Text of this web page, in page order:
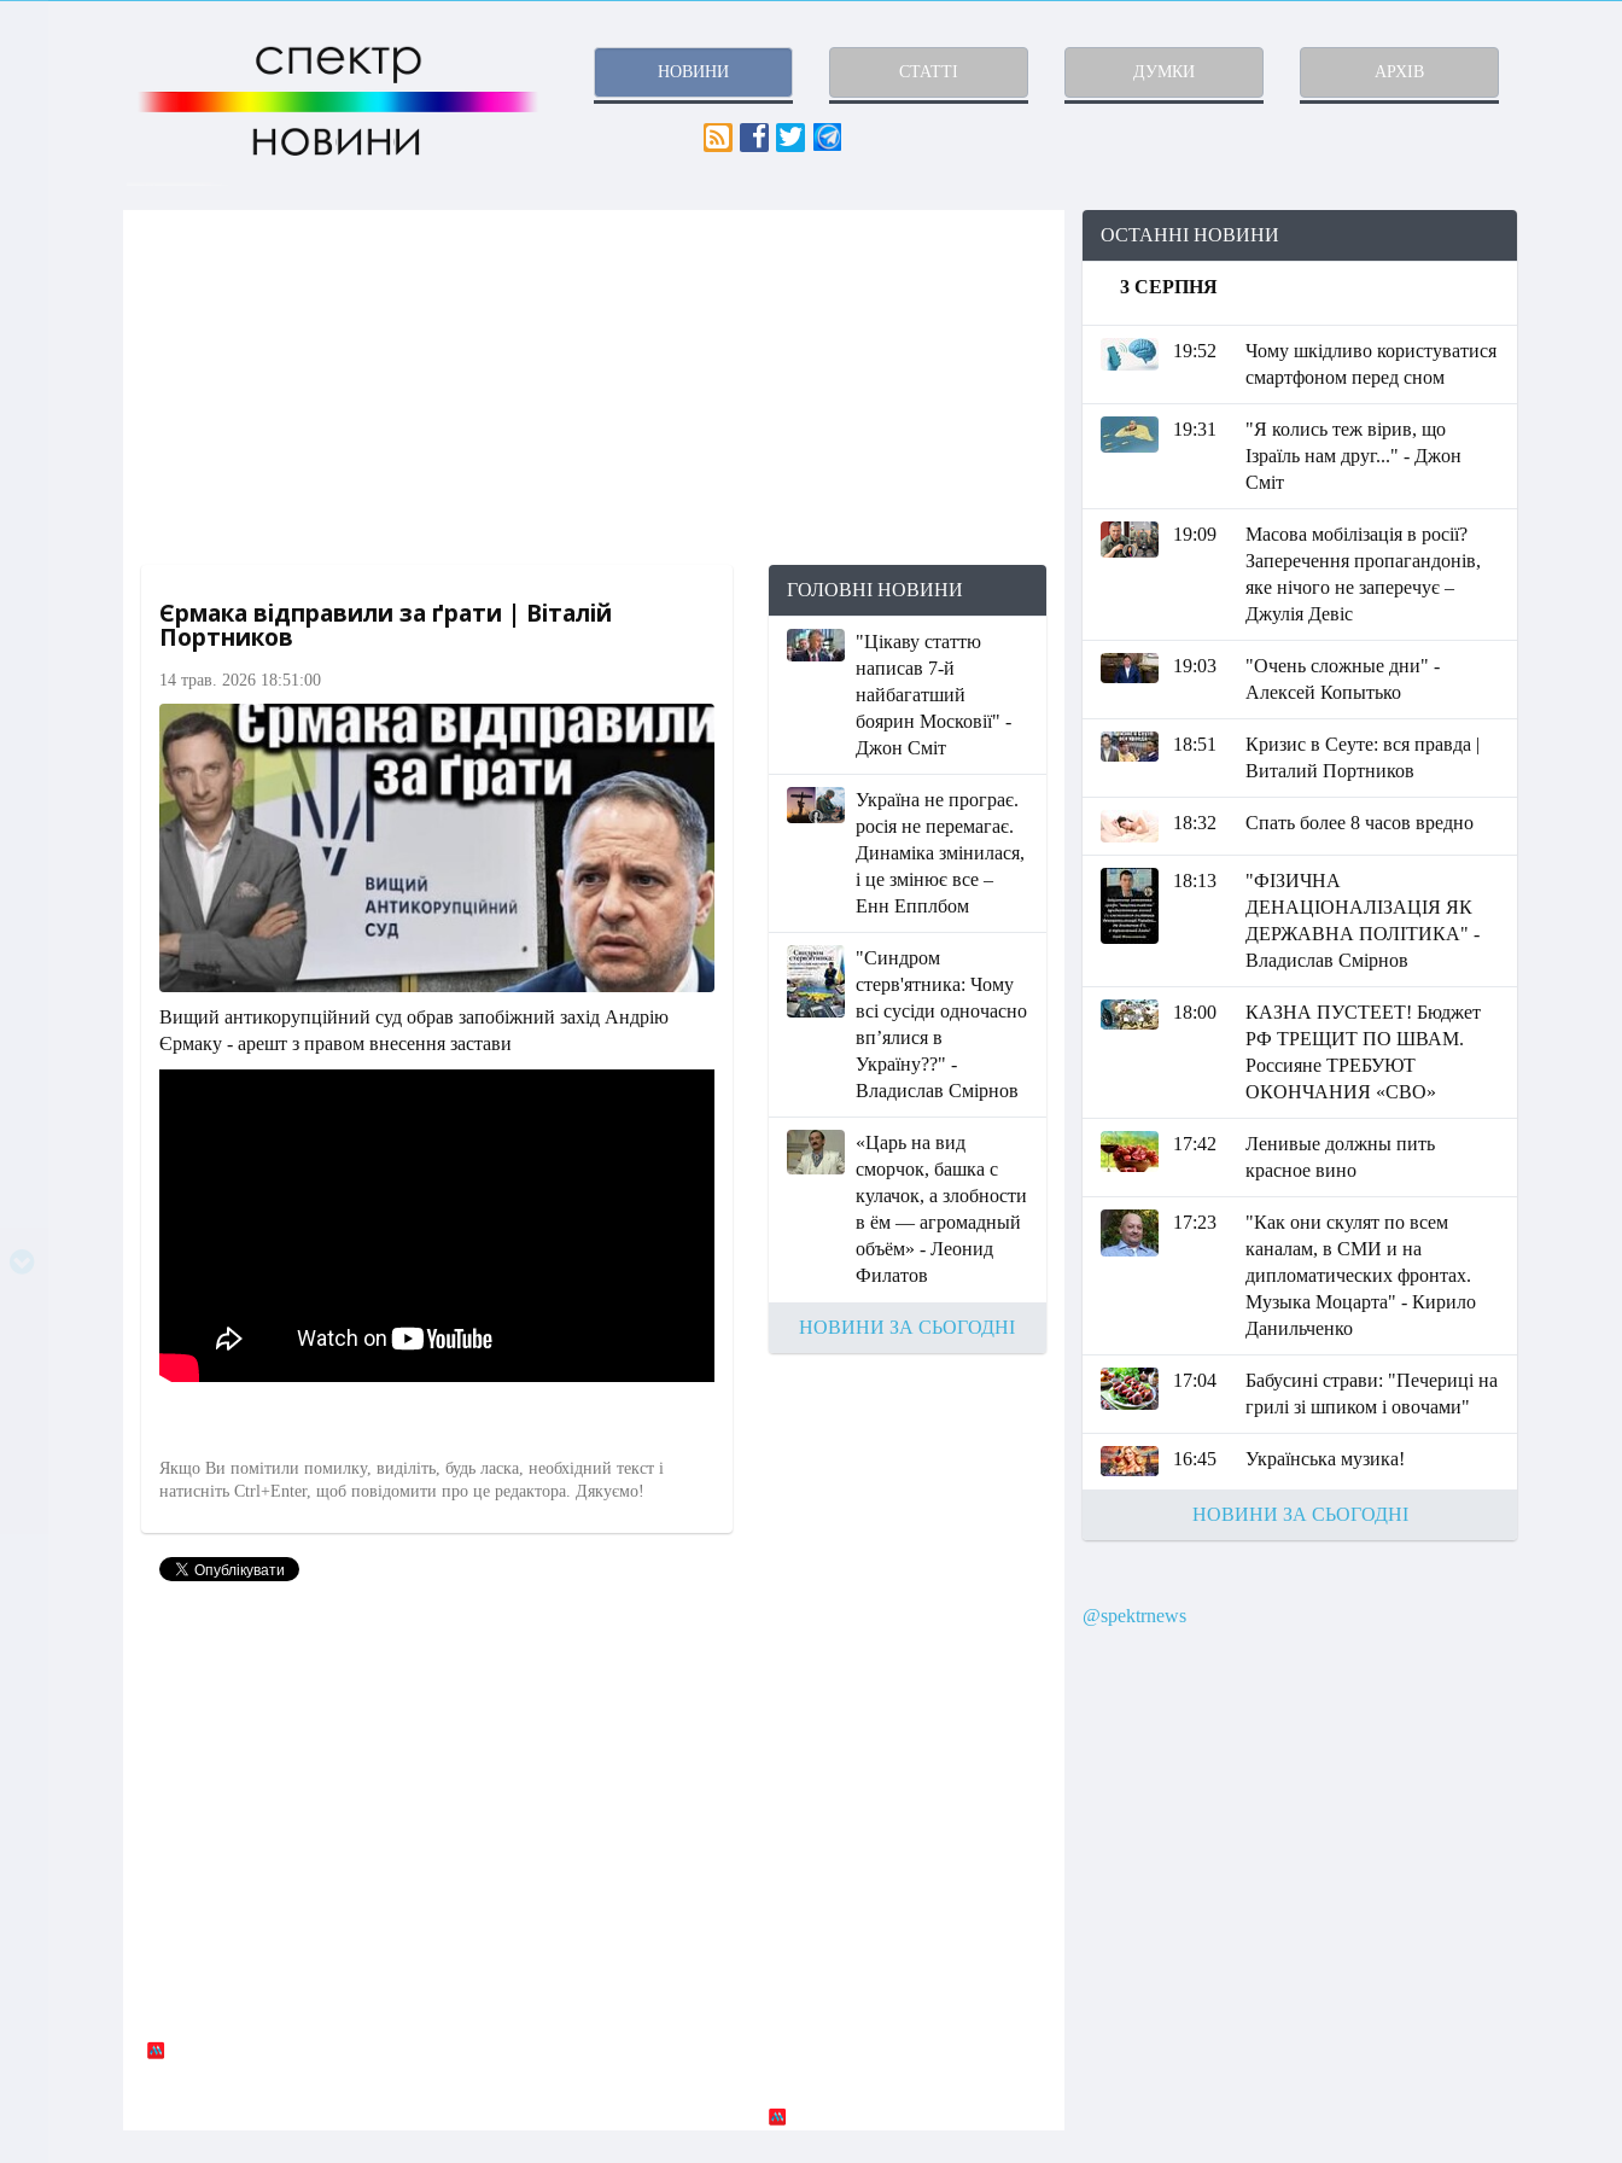
НОВИНИ СТАТТІ ДУМКИ АРХІВ
Єрмака відправили за ґрати | Віталій
Портников
14 трав. 2026 18:51:00
Вищий антикорупційний суд обрав запобіжний захід Андрію
Єрмаку - арешт з правом внесення застави
Якщо Ви помітили помилку, виділіть, будь ласка, необхідний текст і
натисніть Ctrl+Enter, щоб повідомити про це редактора. Дякуємо!
ГОЛОВНІ НОВИНИ
"Цікаву статтю
написав 7-й
найбагатший
боярин Московії" -
Джон Сміт
Україна не програє.
росія не перемагає.
Динаміка змінилася,
і це змінює все –
Енн Епплбом
"Синдром
стерв'ятника: Чому
всі сусіди одночасно
вп’ялися в
Україну??" -
Владислав Смірнов
«Царь на вид
сморчок, башка с
кулачок, а злобности
в ём — агромадный
объём» - Леонид
Филатов
НОВИНИ ЗА СЬОГОДНІ
ОСТАННІ НОВИНИ
3 СЕРПНЯ
19:52
Чому шкідливо користуватися
смартфоном перед сном
19:31
"Я колись теж вірив, що
Ізраїль нам друг..." - Джон
Сміт
19:09
Масова мобілізація в росії?
Заперечення пропагандонів,
яке нічого не заперечує –
Джулія Девіс
19:03
"Очень сложные дни" -
Алексей Копытько
18:51
Кризис в Сеуте: вся правда |
Виталий Портников
18:32 Спать более 8 часов вредно
18:13
"ФІЗИЧНА
ДЕНАЦІОНАЛІЗАЦІЯ ЯК
ДЕРЖАВНА ПОЛІТИКА" -
Владислав Смірнов
18:00
КАЗНА ПУСТЕЕТ! Бюджет
РФ ТРЕЩИТ ПО ШВАМ.
Россияне ТРЕБУЮТ
ОКОНЧАНИЯ «СВО»
17:42
Ленивые должны пить
красное вино
17:23
"Как они скулят по всем
каналам, в СМИ и на
дипломатических фронтах.
Музыка Моцарта" - Кирило
Данильченко
17:04
Бабусині страви: "Печериці на
грилі зі шпиком і овочами"
16:45 Українська музика!
НОВИНИ ЗА СЬОГОДНІ
@spektrnews